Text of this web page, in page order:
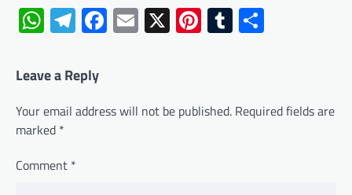
WhatsApp
Telegram
Facebook
Email
X Pinterest
Tumblr
Leave a Reply
Your email address will not be published. Required fields are
marked *
Comment *